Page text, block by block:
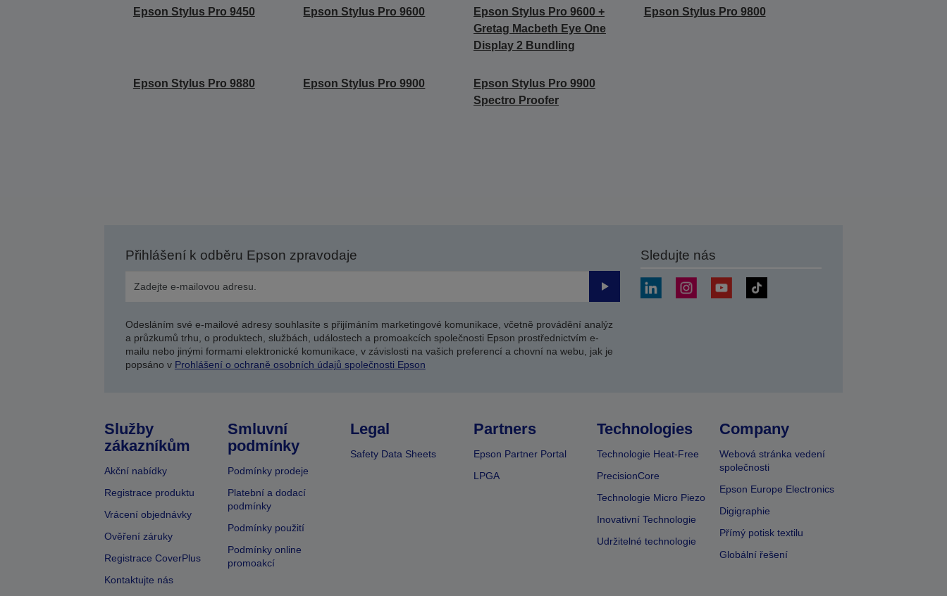
Epson Stylus Pro 9450 Epson Stylus Pro 9600
Epson Stylus Pro 9600 +
Gretag Macbeth Eye One
Display 2 Bundling
Epson Stylus Pro 9800
Epson Stylus Pro 9880 Epson Stylus Pro 9900
Epson Stylus Pro 9900
Spectro Proofer
Přihlášení k odběru Epson zpravodaje
Odeslat
Odesláním své e-mailové adresy souhlasíte s přijímáním marketingové komunikace, včetně provádění analýz
a průzkumů trhu, o produktech, službách, událostech a promoakcích společnosti Epson prostřednictvím e-
mailu nebo jinými formami elektronické komunikace, v závislosti na vašich preferencí a chovní na webu, jak je
popsáno v Prohlášení o ochraně osobních údajů společnosti Epson
Sledujte nás
Služby
zákazníkům
Akční nabídky
Registrace produktu
Vrácení objednávky
Ověření záruky
Registrace CoverPlus
Kontaktujte nás
Smluvní
podmínky
Podmínky prodeje
Platební a dodací
podmínky
Podmínky použití
Podmínky online
promoakcí
Legal
Safety Data Sheets
Partners
Epson Partner Portal
LPGA
Technologies
Technologie Heat-Free
PrecisionCore
Technologie Micro Piezo
Inovativní Technologie
Udržitelné technologie
Company
Webová stránka vedení
společnosti
Epson Europe Electronics
Digigraphie
Přímý potisk textilu
Globální řešení